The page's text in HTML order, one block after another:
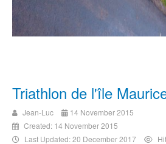
Triathlon de l'île
Jean-Luc
14 November 2015
Created: 14 November 2015
Last Updated: 20 December 2017